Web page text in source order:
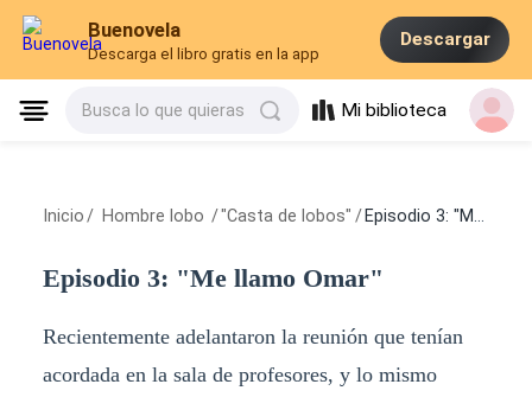
Buenovela
Descarga el libro gratis en la app
Descargar
Busca lo que quieras Mi biblioteca
Inicio / Hombre lobo /"Casta de lobos" / Episodio 3: "Me llamo Omar"
Episodio 3: "Me llamo Omar"
Recientemente adelantaron la reunión que tenían
acordada en la sala de profesores, y lo mismo